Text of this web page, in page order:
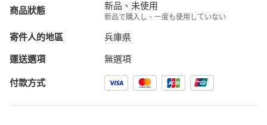
商品狀態 新品、未使用
新品で購入し、一度も使用していない
寄件人的地區 兵庫県
運送選項 無選項
付款方式